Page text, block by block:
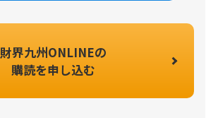
財界九州ONLINEの
購読を申し込む